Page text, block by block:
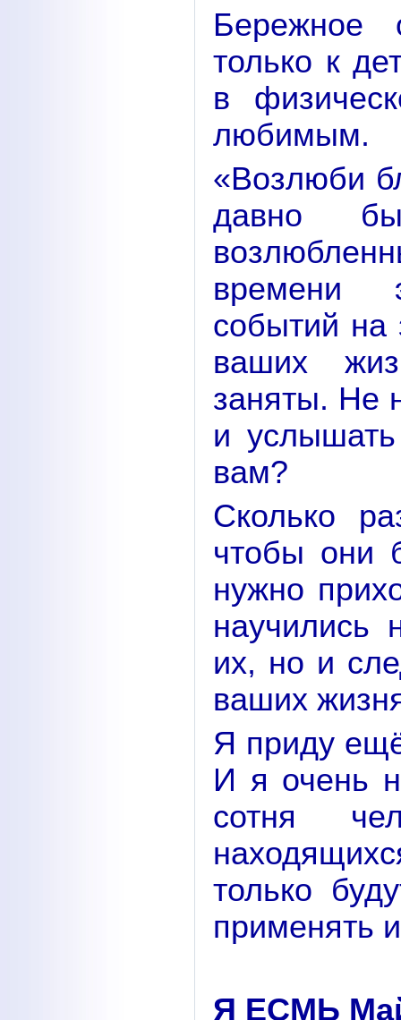
Бережное
только к
в
любимым.
«Возлюби
давно
времени
событий
ваших
заняты. Не
и
вам?
Сколько
чтобы они
нужно
научились
их, но и
ваших
Я приду
И я очень
сотня
только
применять
Я ЕСМЬ